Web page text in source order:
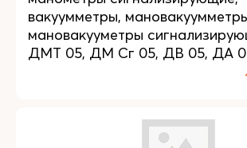
вакуумметры,
мановакууметры
ДМТ 05, ДМ Сг 05, ДВ 05, ДА